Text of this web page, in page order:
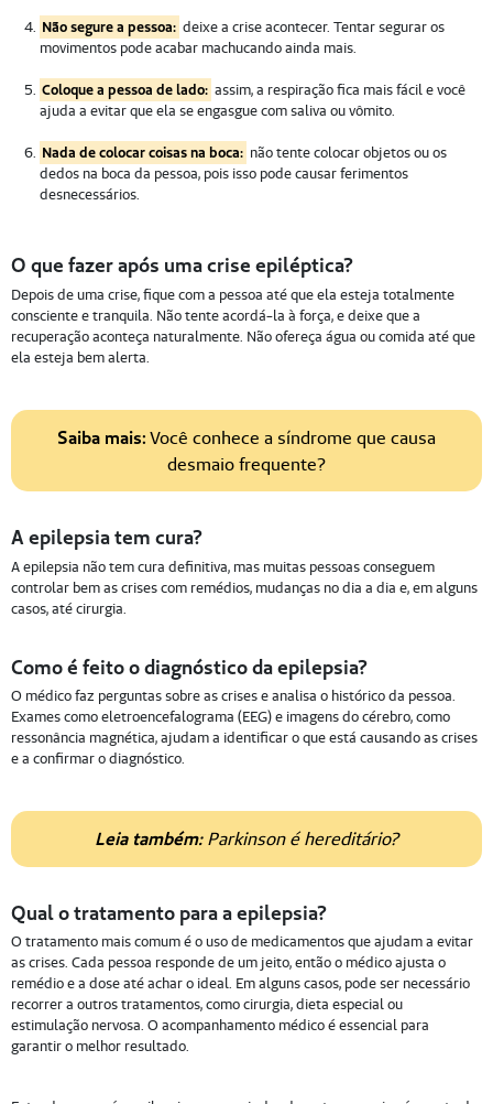
Não segure a pessoa: deixe a crise acontecer. Tentar segurar os
movimentos pode acabar machucando ainda mais.
Coloque a pessoa de lado: assim, a respiração fica mais fácil e você
ajuda a evitar que ela se engasgue com saliva ou vômito.
Nada de colocar coisas na boca: não tente colocar objetos ou os
dedos na boca da pessoa, pois isso pode causar ferimentos
desnecessários.
O que fazer após uma crise epiléptica?
Depois de uma crise, fique com a pessoa até que ela esteja totalmente
consciente e tranquila. Não tente acordá-la à força, e deixe que a
recuperação aconteça naturalmente. Não ofereça água ou comida até que
ela esteja bem alerta.
Saiba mais: Você conhece a síndrome que causa
desmaio frequente?
A epilepsia tem cura?
A epilepsia não tem cura definitiva, mas muitas pessoas conseguem
controlar bem as crises com remédios, mudanças no dia a dia e, em alguns
casos, até cirurgia.
Como é feito o diagnóstico da epilepsia?
O médico faz perguntas sobre as crises e analisa o histórico da pessoa.
Exames como eletroencefalograma (EEG) e imagens do cérebro, como
ressonância magnética, ajudam a identificar o que está causando as crises
e a confirmar o diagnóstico.
Leia também: Parkinson é hereditário?
Qual o tratamento para a epilepsia?
O tratamento mais comum é o uso de medicamentos que ajudam a evitar
as crises. Cada pessoa responde de um jeito, então o médico ajusta o
remédio e a dose até achar o ideal. Em alguns casos, pode ser necessário
recorrer a outros tratamentos, como cirurgia, dieta especial ou
estimulação nervosa. O acompanhamento médico é essencial para
garantir o melhor resultado.